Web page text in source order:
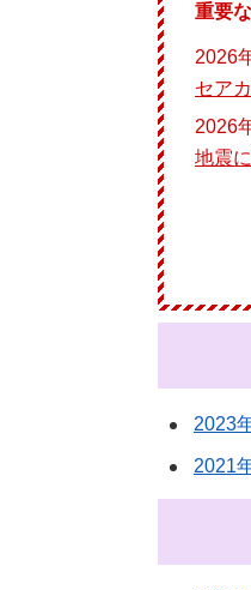
重要
2026
セア
2026
地震
2023
2021